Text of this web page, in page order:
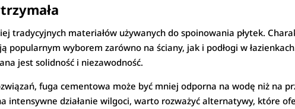
tradycyjnych materiałów używanych do spoinowania płytek.
popularnym wyborem zarówno na ściany, jak i podłogi w
jest solidność i niezawodność.
fuga cementowa może być mniej odporna na wodę niż na
intensywne działanie wilgoci, warto rozważyć alternatywy, które